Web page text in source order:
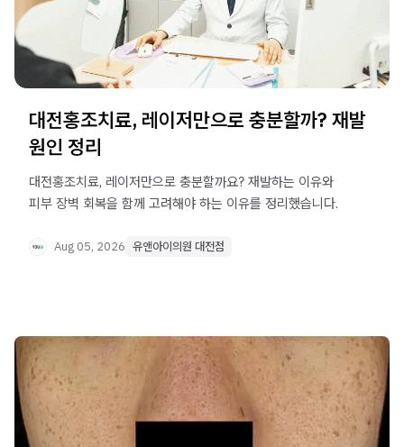
대전홍조치료, 레이저만으로 충분할까? 재발
원인 정리
대전홍조치료, 레이저만으로 충분할까요? 재발하는 이유와
피부 장벽 회복을 함께 고려해야 하는 이유를 정리했습니다.
Aug 05, 2026 유앤아이의원 대전점